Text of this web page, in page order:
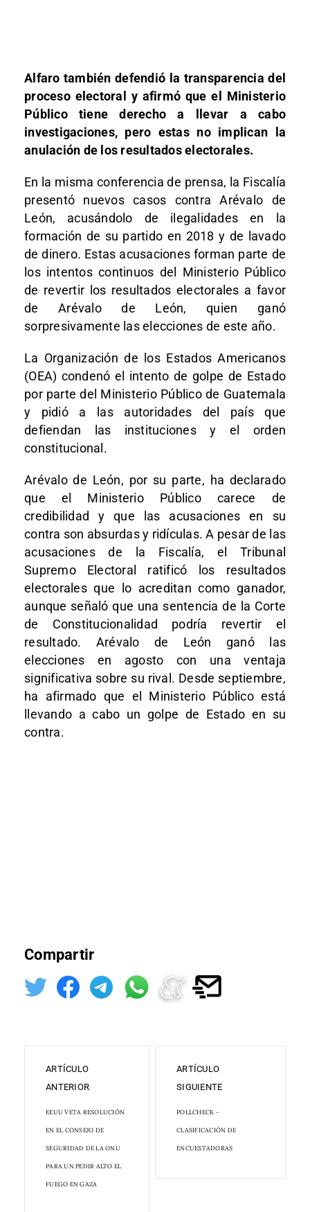
Alfaro también defendió la transparencia del
proceso electoral y afirmó que el Ministerio
Público tiene derecho a llevar a cabo
investigaciones, pero estas no implican la
anulación de los resultados electorales.
En la misma conferencia de prensa, la Fiscalía
presentó nuevos casos contra Arévalo de
León, acusándolo de ilegalidades en la
formación de su partido en 2018 y de lavado
de dinero. Estas acusaciones forman parte de
los intentos continuos del Ministerio Público
de revertir los resultados electorales a favor
de Arévalo de León, quien ganó
sorpresivamente las elecciones de este año.
La Organización de los Estados Americanos
(OEA) condenó el intento de golpe de Estado
por parte del Ministerio Público de Guatemala
y pidió a las autoridades del país que
defiendan las instituciones y el orden
constitucional.
Arévalo de León, por su parte, ha declarado
que el Ministerio Público carece de
credibilidad y que las acusaciones en su
contra son absurdas y ridículas. A pesar de las
acusaciones de la Fiscalía, el Tribunal
Supremo Electoral ratificó los resultados
electorales que lo acreditan como ganador,
aunque señaló que una sentencia de la Corte
de Constitucionalidad podría revertir el
resultado. Arévalo de León ganó las
elecciones en agosto con una ventaja
significativa sobre su rival. Desde septiembre,
ha afirmado que el Ministerio Público está
llevando a cabo un golpe de Estado en su
contra.
Compartir
ARTÍCULO
ANTERIOR
EEUU VETA RESOLUCIÓN
EN EL CONSEJO DE
SEGURIDAD DE LA ONU
PARA UN PEDIR ALTO EL
FUEGO EN GAZA
ARTÍCULO
SIGUIENTE
POLLCHECK -
CLASIFICACIÓN DE
ENCUESTADORAS